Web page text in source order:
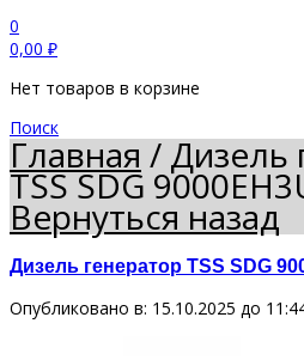
0
0,00 ₽
Нет товаров в корзине
Поиск
Главная/Дизель
TSS SDG
Вернуться назад
Дизель генератор TSS SDG
Опубликовано в: 15.10.2025 до